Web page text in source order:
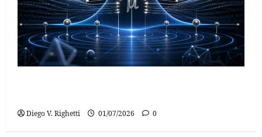
Diego V. Righetti 01/07/2026 0